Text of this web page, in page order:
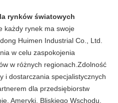
rynków światowych
każdy rynek ma swoje
Huimen Industrial Co., Ltd.
w celu zaspokojenia
w różnych regionach.Zdolność
i dostarczania specjalistycznych
dla przedsiębiorstw
Ameryki, Bliskiego Wschodu,